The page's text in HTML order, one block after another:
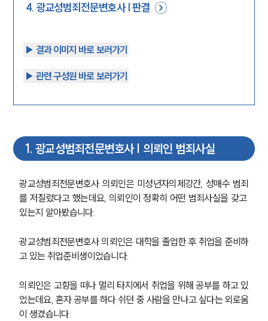
4. 광교성범죄전문변호사 | 판결
▶︎ 결과 이미지 바로 보러가기
▶︎ 관련 구성원 바로 보러가기
1. 광교성범죄전문변호사 | 의뢰인 범죄사실
광교성범죄전문변호사 의뢰인은 미성년자의제강간, 성매수 범죄
를 저질렀다고 했는데요, 의뢰인이 정확히 어떤 범죄사실을 갖고
있는지 알아봤습니다.
광교성범죄전문변호사 의뢰인은 대학을 졸업한 후 취업을 준비하
고 있는 취업준비생이었습니다.
의뢰인은 고향을 떠나 멀리 타지에서 취업을 위해 공부를 하고 있
었는데요, 혼자 공부를 하다 쉬던 중 사람을 만나고 싶다는 외로움
이 생겼습니다.